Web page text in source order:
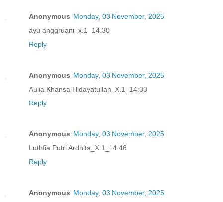
Anonymous Monday, 03 November, 2025
ayu anggruani_x.1_14.30
Reply
Anonymous Monday, 03 November, 2025
Aulia Khansa Hidayatullah_X.1_14:33
Reply
Anonymous Monday, 03 November, 2025
Luthfia Putri Ardhita_X.1_14:46
Reply
Anonymous Monday, 03 November, 2025